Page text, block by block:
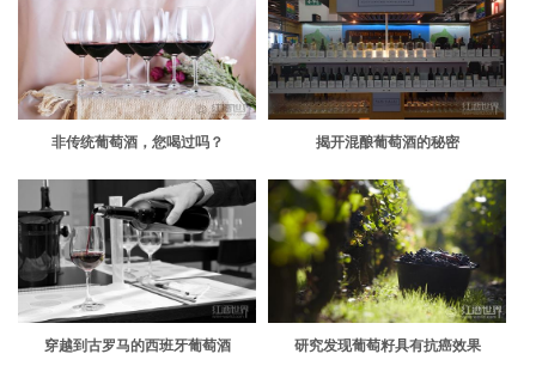
非传统葡萄酒，您喝过吗？ 揭开混酿葡萄酒的秘密
穿越到古罗马的西班牙葡萄酒 研究发现葡萄籽具有抗癌效果